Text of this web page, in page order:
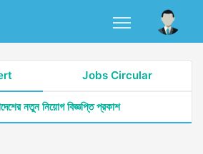
Jobs Circular
নতুন নিয়োগ বিজ্ঞপ্তি প্রকাশ